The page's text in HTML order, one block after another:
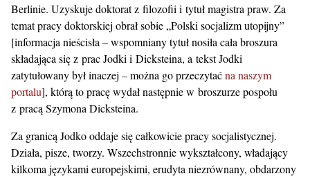
Berlinie. Uzyskuje doktorat z filozofii i tytuł magistra praw. Za
temat pracy doktorskiej obrał sobie „Polski socjalizm utopijny”
[informacja nieścisła – wspomniany tytuł nosiła cała broszura
składająca się z prac Jodki i Dicksteina, a tekst Jodki
zatytułowany był inaczej – można go przeczytaćna naszym
portalu], którą to pracę wydał następnie w broszurze pospołu
z pracą Szymona Dicksteina.
Za granicą Jodko oddaje się całkowicie pracy socjalistycznej.
Działa, pisze, tworzy. Wszechstronnie wykształcony, władający
kilkoma językami europejskimi, erudyta niezrównany, obdarzony